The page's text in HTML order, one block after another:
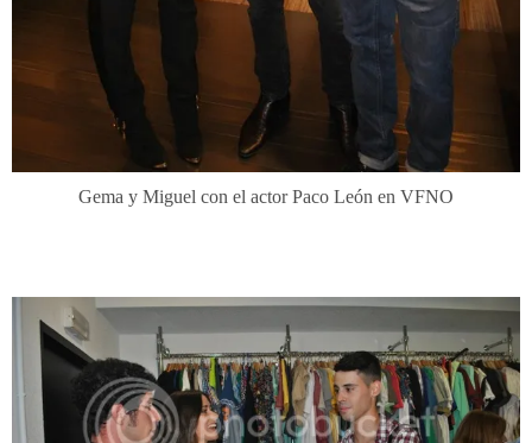
Gema y Miguel con el actor Paco León en VFNO